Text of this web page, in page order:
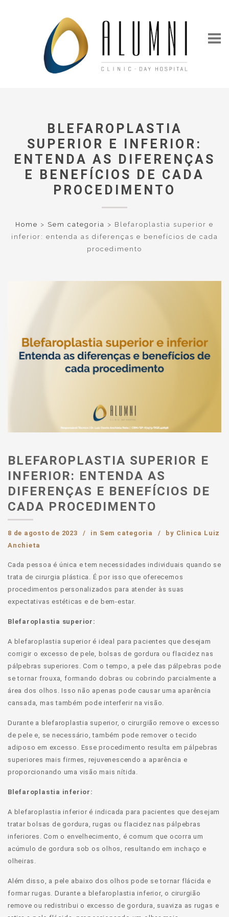
BLEFAROPLASTIA
SUPERIOR E INFERIOR:
ENTENDA AS DIFERENÇAS
E BENEFÍCIOS DE CADA
PROCEDIMENTO
Home > Sem categoria > Blefaroplastia superior e
inferior: entenda as diferenças e benefícios de cada
procedimento
BLEFAROPLASTIA SUPERIOR E
INFERIOR: ENTENDA AS
DIFERENÇAS E BENEFÍCIOS DE
CADA PROCEDIMENTO
8 de agosto de 2023 in Sem categoria by Clinica Luiz
Anchieta
Cada pessoa é única e tem necessidades individuais quando se
trata de cirurgia plástica. É por isso que oferecemos
procedimentos personalizados para atender às suas
expectativas estéticas e de bem-estar.
Blefaroplastia superior:
A blefaroplastia superior é ideal para pacientes que desejam
corrigir o excesso de pele, bolsas de gordura ou flacidez nas
pálpebras superiores. Com o tempo, a pele das pálpebras pode
se tornar frouxa, formando dobras ou cobrindo parcialmente a
área dos olhos. Isso não apenas pode causar uma aparência
cansada, mas também pode interferir na visão.
Durante a blefaroplastia superior, o cirurgião remove o excesso
de pele e, se necessário, também pode remover o tecido
adiposo em excesso. Esse procedimento resulta em pálpebras
superiores mais firmes, rejuvenescendo a aparência e
proporcionando uma visão mais nítida.
Blefaroplastia inferior:
A blefaroplastia inferior é indicada para pacientes que desejam
tratar bolsas de gordura, rugas ou flacidez nas pálpebras
inferiores. Com o envelhecimento, é comum que ocorra um
acúmulo de gordura sob os olhos, resultando em inchaço e
olheiras.
Além disso, a pele abaixo dos olhos pode se tornar flácida e
formar rugas. Durante a blefaroplastia inferior, o cirurgião
remove ou redistribui o excesso de gordura, suaviza as rugas e